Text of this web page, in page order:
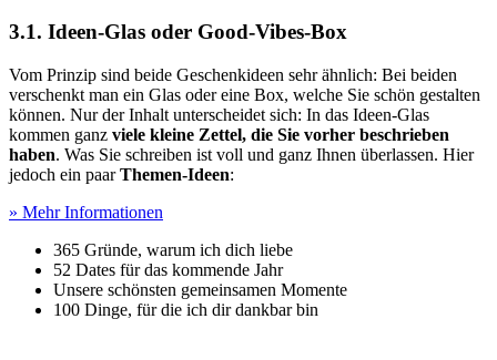
3.1. Ideen-Glas oder Good-Vibes-Box
Vom Prinzip sind beide Geschenkideen sehr ähnlich: Bei beiden
verschenkt man ein Glas oder eine Box, welche Sie schön gestalten
können. Nur der Inhalt unterscheidet sich: In das Ideen-Glas
kommen ganz viele kleine Zettel, die Sie vorher beschrieben
haben. Was Sie schreiben ist voll und ganz Ihnen überlassen. Hier
jedoch ein paarThemen-Ideen:
» Mehr Informationen
365 Gründe, warum ich dich liebe
52 Dates für das kommende Jahr
Unsere schönsten gemeinsamen Momente
100 Dinge, für die ich dir dankbar bin